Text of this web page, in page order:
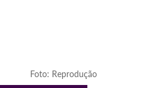
Foto: Reprodução